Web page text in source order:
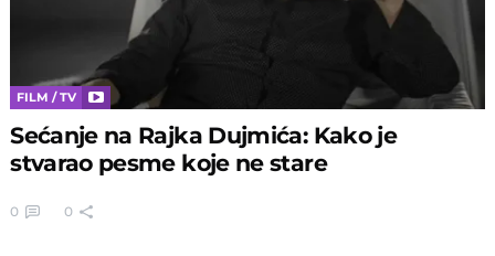
FILM / TV
Sećanje na Rajka Dujmića: Kako je
stvarao pesme koje ne stare
0 0